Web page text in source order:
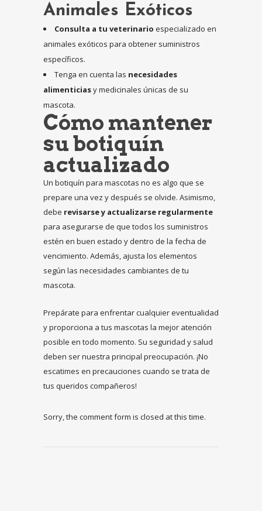
Animales Exóticos
Consulta a tu veterinario especializado en
animales exóticos para obtener suministros
específicos.
Tenga en cuenta las necesidades
alimenticiasy medicinales únicas de su
mascota.
Cómo mantener
su botiquín
actualizado
Un botiquín para mascotas no es algo que se
prepare una vez y después se olvide. Asimismo,
debe revisarse y actualizarse regularmente
para asegurarse de que todos los suministros
estén en buen estado y dentro de la fecha de
vencimiento. Además, ajusta los elementos
según las necesidades cambiantes de tu
mascota.
Prepárate para enfrentar cualquier eventualidad
y proporciona a tus mascotas la mejor atención
posible en todo momento. Su seguridad y salud
deben ser nuestra principal preocupación. ¡No
escatimes en precauciones cuando se trata de
tus queridos compañeros!
Sorry, the comment form is closed at this time.